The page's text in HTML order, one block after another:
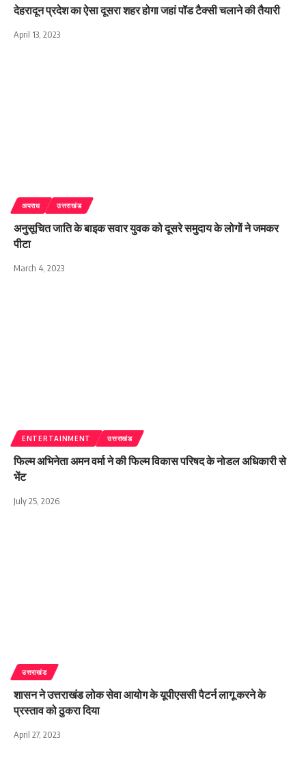
देहरादून प्रदेश का ऐसा दूसरा शहर होगा जहां पॉड टैक्सी चलाने की तैयारी
April 13, 2023
अपराध उत्तराखंड
अनुसूचित जाति के बाइक सवार युवक को दूसरे समुदाय के लोगों ने जमकर
पीटा
March 4, 2023
ENTERTAINMENT उत्तराखंड
फिल्म अभिनेता अमन वर्मा ने की फिल्म विकास परिषद के नोडल अधिकारी से
भेंट
July 25, 2026
उत्तराखंड
शासन ने उत्तराखंड लोक सेवा आयोग के यूपीएससी पैटर्न लागू करने के
प्रस्ताव को ठुकरा दिया
April 27, 2023